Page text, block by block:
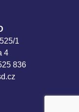
1
4
836